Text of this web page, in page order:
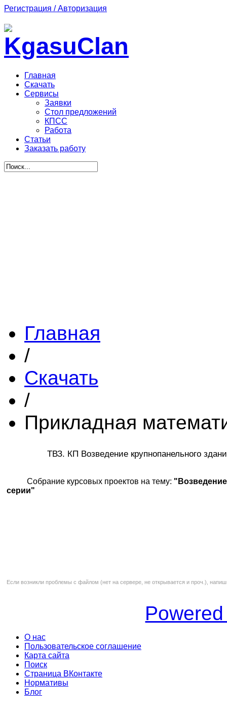
Регистрация / Авторизация
Главная
Скачать
Сервисы
Заявки
Стол предложений
КПСС
Работа
Статьи
Заказать работу
Главная
/
Скачать
/
Прикладная
ТВЗ. КП Возведение крупнопанельного
Собрание курсовых проектов на тему:
серии"
Если возникли проблемы с файлом (нет на сервере, не открывается и проч.),
О нас
Пользовательское соглашение
Карта сайта
Поиск
Страница ВКонтакте
Нормативы
Блог